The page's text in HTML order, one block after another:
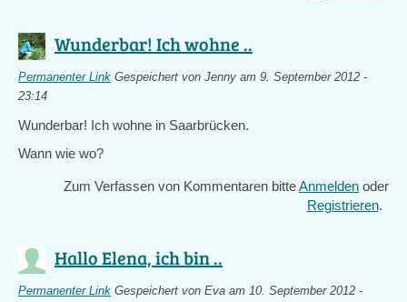
Wunderbar! Ich wohne ..
Permanenter Link Gespeichert von Jenny am 9. September 2012 -
23:14
Wunderbar! Ich wohne in Saarbrücken.
Wann wie wo?
Zum Verfassen von Kommentaren bitteAnmelden oder
Registrieren.
Hallo Elena, ich bin ..
Permanenter Link Gespeichert von Eva am 10. September 2012 -